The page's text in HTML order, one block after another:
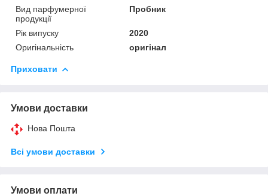
Вид парфумерної
продукції
Пробник
Рік випуску
2020
Оригінальність
оригінал
Приховати
Умови доставки
Нова Пошта
Всі умови доставки
Умови оплати